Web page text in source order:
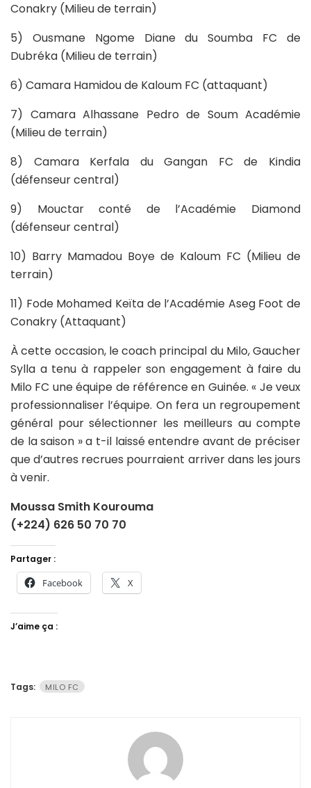
Conakry (Milieu de terrain)
5) Ousmane Ngome Diane du Soumba FC de
Dubréka (Milieu de terrain)
6) Camara Hamidou de Kaloum FC (attaquant)
7) Camara Alhassane Pedro de Soum Académie
(Milieu de terrain)
8) Camara Kerfala du Gangan FC de Kindia
(défenseur central)
9) Mouctar conté de l’Académie Diamond
(défenseur central)
10) Barry Mamadou Boye de Kaloum FC (Milieu de
terrain)
11) Fode Mohamed Keïta de l’Académie Aseg Foot de
Conakry (Attaquant)
À cette occasion, le coach principal du Milo, Gaucher
Sylla a tenu à rappeler son engagement à faire du
Milo FC une équipe de référence en Guinée. « Je veux
professionnaliser l’équipe. On fera un regroupement
général pour sélectionner les meilleurs au compte
de la saison » a t-il laissé entendre avant de préciser
que d’autres recrues pourraient arriver dans les jours
à venir.
Moussa Smith Kourouma
(+224) 626 50 70 70
Partager :
Facebook X
J’aime ça :
Tags: MILO FC